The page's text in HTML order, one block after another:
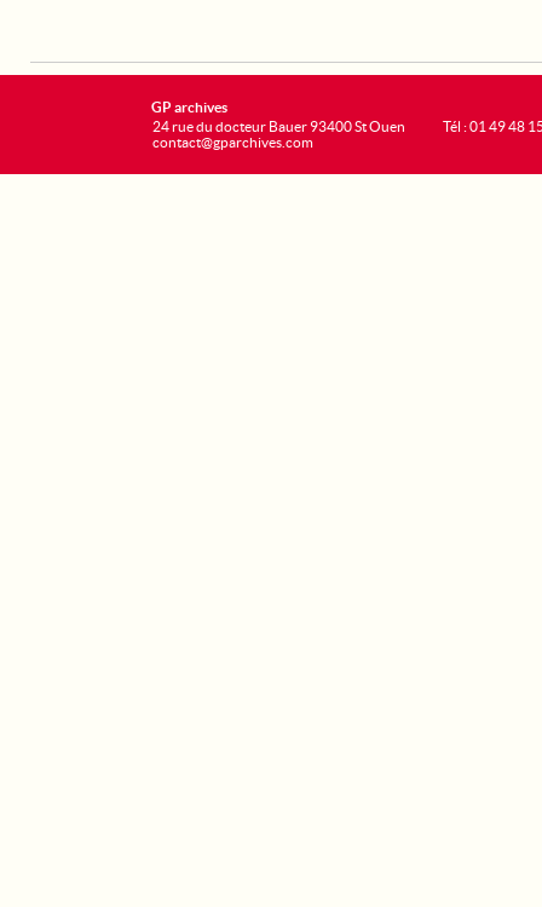
GP archives
24 rue du docteur Bauer 93400 St Ouen
contact@gparchives.com
Tél : 01 49 48